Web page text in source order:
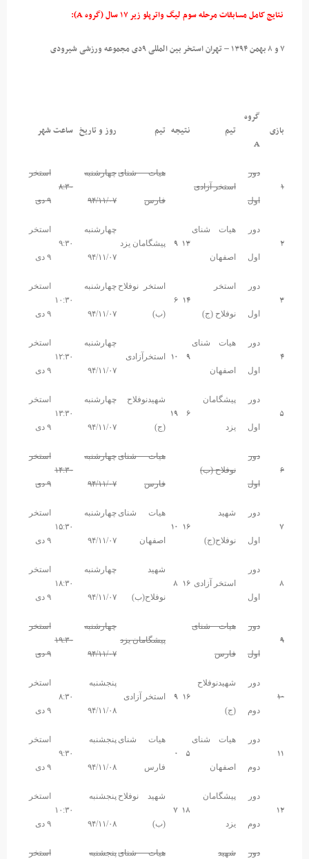
نتایج کامل مسابقات مرحله سوم لیگ واترپلو زیر ۱۷ سال (گروه A):
۷ و ۸ بهمن ۱۳۹۴ – تهران استخر بین المللی ۹دی مجموعه ورزشی شیرودی
بازی
گروه
A
تیم نتیجه تیم روز و تاریخ ساعتشهر
دور
اول
استخر آزادی
هیات شنای
فارس
چهارشنبه
۹۴/۱۱/۰۷
۸:۳۰
استخر
۹ دی
۲
دور
اول
هیات شنای
اصفهان
۱۳ ۹ پیشگامان یزد
چهارشنبه
۹۴/۱۱/۰۷
۹:۳۰
استخر
۹ دی
۳
دور
اول
استخر
نوفلاح (ج)
۱۴ ۶
استخر نوفلاح
(ب)
چهارشنبه
۹۴/۱۱/۰۷
۱۰:۳۰
استخر
۹ دی
۴
دور
اول
هیات شنای
اصفهان
۹ ۱۰ استخرآزادی
چهارشنبه
۹۴/۱۱/۰۷
۱۲:۳۰
استخر
۹ دی
۵
دور
اول
پیشگامان
یزد
۶ ۱۹
شهیدنوفلاح
(ج)
چهارشنبه
۹۴/۱۱/۰۷
۱۳:۳۰
استخر
۹ دی
۶
دور
اول
نوفلاح (ب)
هیات شنای
فارس
چهارشنبه
۹۴/۱۱/۰۷
۱۴:۳۰
استخر
۹ دی
۷
دور
اول
شهید
نوفلاح(ج)
۱۶ ۱۰
هیات شنای
اصفهان
چهارشنبه
۹۴/۱۱/۰۷
۱۵:۳۰
استخر
۹ دی
۸
دور
اول
استخر آزادی ۱۶ ۸
شهید
نوفلاح(ب)
چهارشنبه
۹۴/۱۱/۰۷
۱۸:۳۰
استخر
۹ دی
۹
دور
اول
هیات شنای
فارس
پیشگامان یزد
چهارشنبه
۹۴/۱۱/۰۷
۱۹:۳۰
استخر
۹ دی
۱۰
دور
دوم
شهیدنوفلاح
(ج)
۱۶ ۹ استخر آزادی
پنجشنبه
۹۴/۱۱/۰۸
۸:۳۰
استخر
۹ دی
۱۱
دور
دوم
هیات شنای
اصفهان
۵
هیات شنای
فارس
پنجشنبه
۹۴/۱۱/۰۸
۹:۳۰
استخر
۹ دی
۱۲
دور
دوم
پیشگامان
یزد
۱۸ ۷
شهید نوفلاح
(ب)
پنجشنبه
۹۴/۱۱/۰۸
۱۰:۳۰
استخر
۹ دی
دور شهید هیات شنایپنجشنبه استخر